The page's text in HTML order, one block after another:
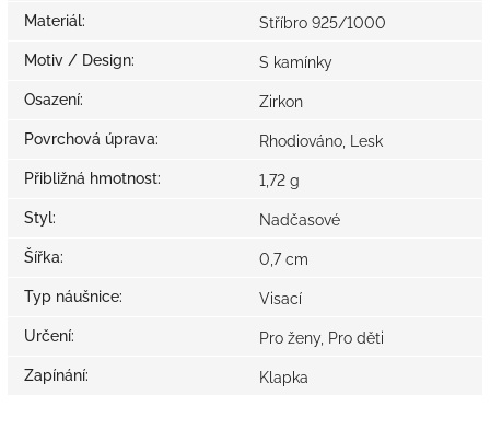
Materiál: Stříbro 925/1000
Motiv / Design: S kamínky
Osazení: Zirkon
Povrchová úprava: Rhodiováno, Lesk
Přibližná hmotnost: 1,72 g
Styl: Nadčasové
Šířka: 0,7 cm
Typ náušnice: Visací
Určení: Pro ženy, Pro děti
Zapínání: Klapka